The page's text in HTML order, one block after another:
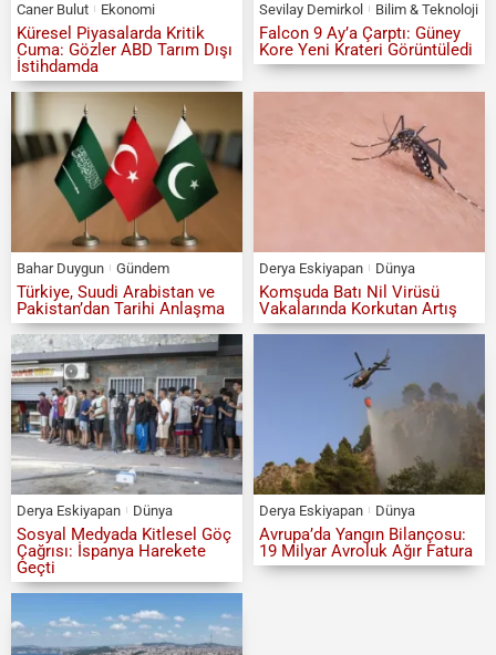
Caner Bulut Ekonomi
Küresel Piyasalarda Kritik
Cuma: Gözler ABD Tarım Dışı
İstihdamda
Sevilay Demirkol Bilim & Teknoloji
Falcon 9 Ay’a Çarptı: Güney
Kore Yeni Krateri Görüntüledi
Bahar Duygun Gündem
Türkiye, Suudi Arabistan ve
Pakistan’dan Tarihi Anlaşma
Derya Eskiyapan Dünya
Komşuda Batı Nil Virüsü
Vakalarında Korkutan Artış
Derya Eskiyapan Dünya
Sosyal Medyada Kitlesel Göç
Çağrısı: İspanya Harekete
Geçti
Derya Eskiyapan Dünya
Avrupa’da Yangın Bilançosu:
19 Milyar Avroluk Ağır Fatura